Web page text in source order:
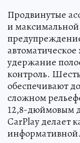
Продвинутые
и
удержание
контроль.
обеспечивают
сложном
12,8-дюймовым
CarPlay делает
информативной.